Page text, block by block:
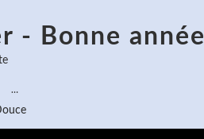
- Bonne année
…